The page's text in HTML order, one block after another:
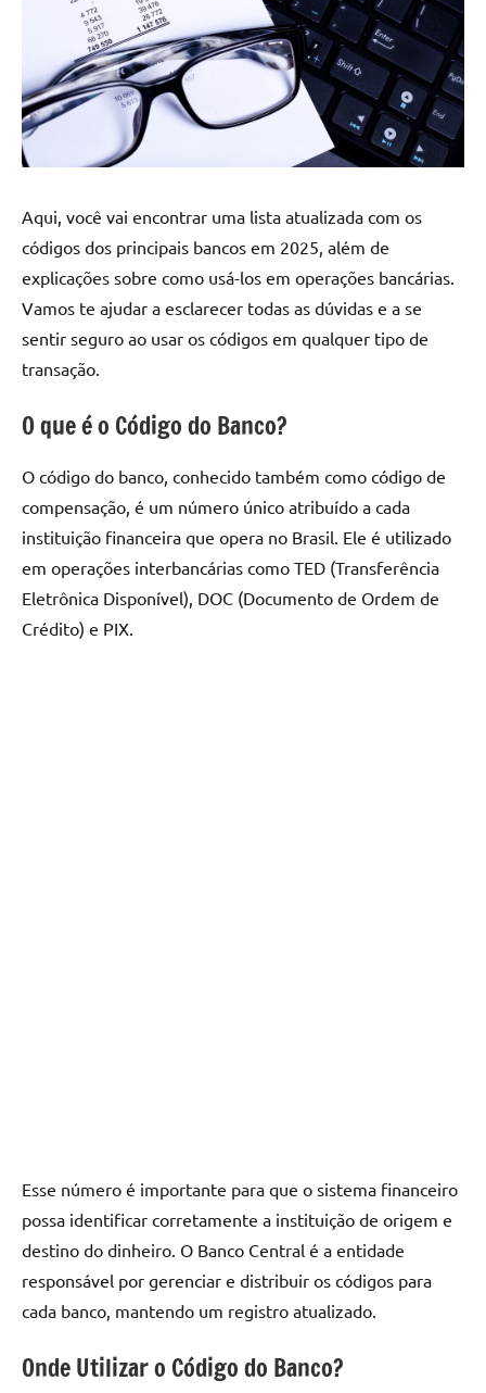
Aqui, você vai encontrar uma lista atualizada com os
códigos dos principais bancos em 2025, além de
explicações sobre como usá-los em operações bancárias.
Vamos te ajudar a esclarecer todas as dúvidas e a se
sentir seguro ao usar os códigos em qualquer tipo de
transação.
O que é o Código do Banco?
O código do banco, conhecido também como código de
compensação, é um número único atribuído a cada
instituição financeira que opera no Brasil. Ele é utilizado
em operações interbancárias como TED (Transferência
Eletrônica Disponível), DOC (Documento de Ordem de
Crédito) e PIX.
Esse número é importante para que o sistema financeiro
possa identificar corretamente a instituição de origem e
destino do dinheiro. O Banco Central é a entidade
responsável por gerenciar e distribuir os códigos para
cada banco, mantendo um registro atualizado.
Onde Utilizar o Código do Banco?